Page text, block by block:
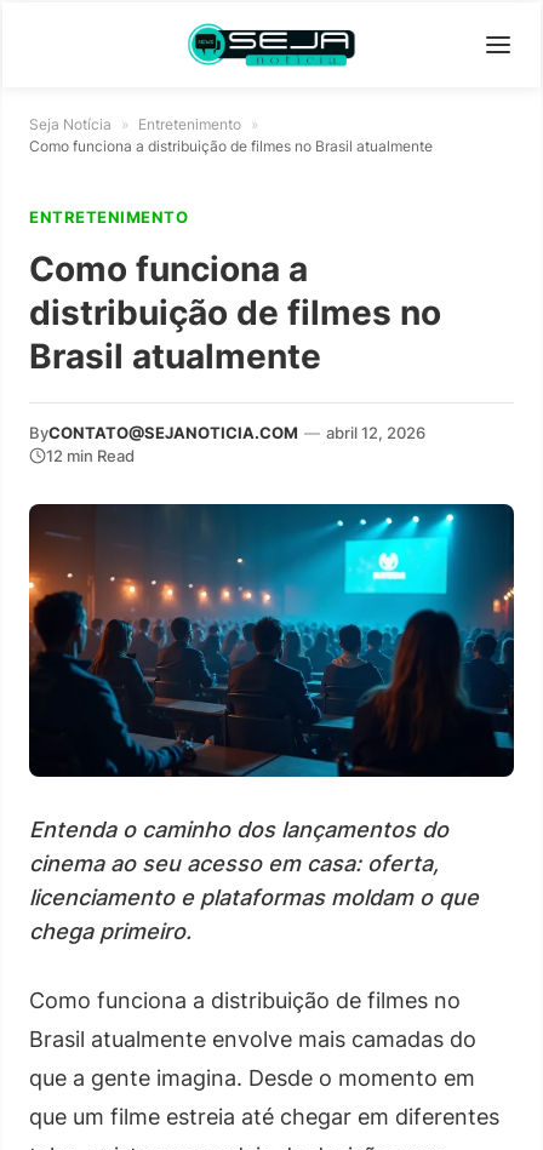
Seja Notícia » Entretenimento »
Como funciona a distribuição de filmes no Brasil atualmente
ENTRETENIMENTO
Como funciona a
distribuição de filmes no
Brasil atualmente
ByCONTATO@SEJANOTICIA.COM — abril 12, 2026
12 min Read
Entenda o caminho dos lançamentos do
cinema ao seu acesso em casa: oferta,
licenciamento e plataformas moldam o que
chega primeiro.
Como funciona a distribuição de filmes no
Brasil atualmente envolve mais camadas do
que a gente imagina. Desde o momento em
que um filme estreia até chegar em diferentes